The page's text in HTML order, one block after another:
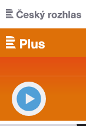
Přejít k hlavnímu